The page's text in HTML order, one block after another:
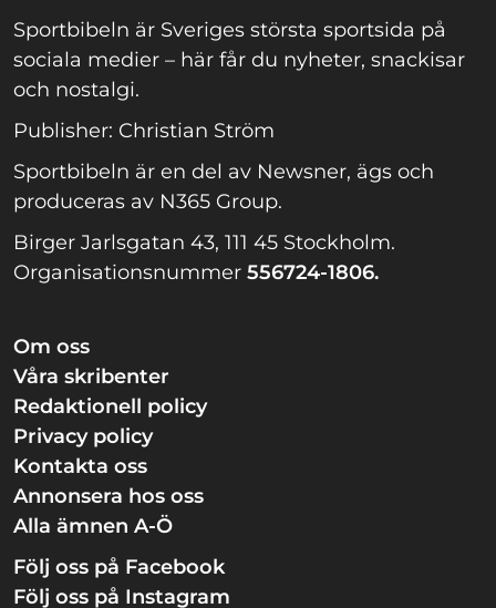
Sportbibeln är Sveriges största sportsida på
sociala medier – här får du nyheter, snackisar
och nostalgi.
Publisher: Christian Ström
Sportbibeln är en del av Newsner, ägs och
produceras av N365 Group.
Birger Jarlsgatan 43, 111 45 Stockholm.
Organisationsnummer 556724-1806.
Om oss
Våra skribenter
Redaktionell policy
Privacy policy
Kontakta oss
Annonsera hos oss
Alla ämnen A-Ö
Följ oss på Facebook
Följ oss på Instagram